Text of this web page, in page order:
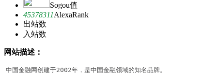
Sogou值
45378311AlexaRank
出站数
入站数
网站描述：
中国金融网创建于2002年，是中国金融领域的知名品牌。